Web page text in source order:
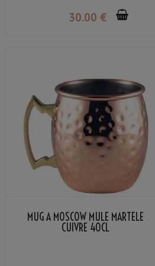
30.00 €
MUG À MOSCOW MULE MARTELÉ
CUIVRE 40CL